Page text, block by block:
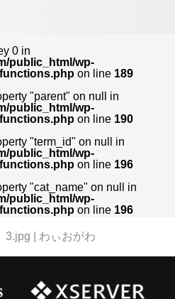
0 in
public_html/wp-
on line 189
"parent" on null in
public_html/wp-
on line 190
"term_id" on null in
public_html/wp-
on line 196
"cat_name" on null in
public_html/wp-
on line 196
3.jpg | わぃおがわ